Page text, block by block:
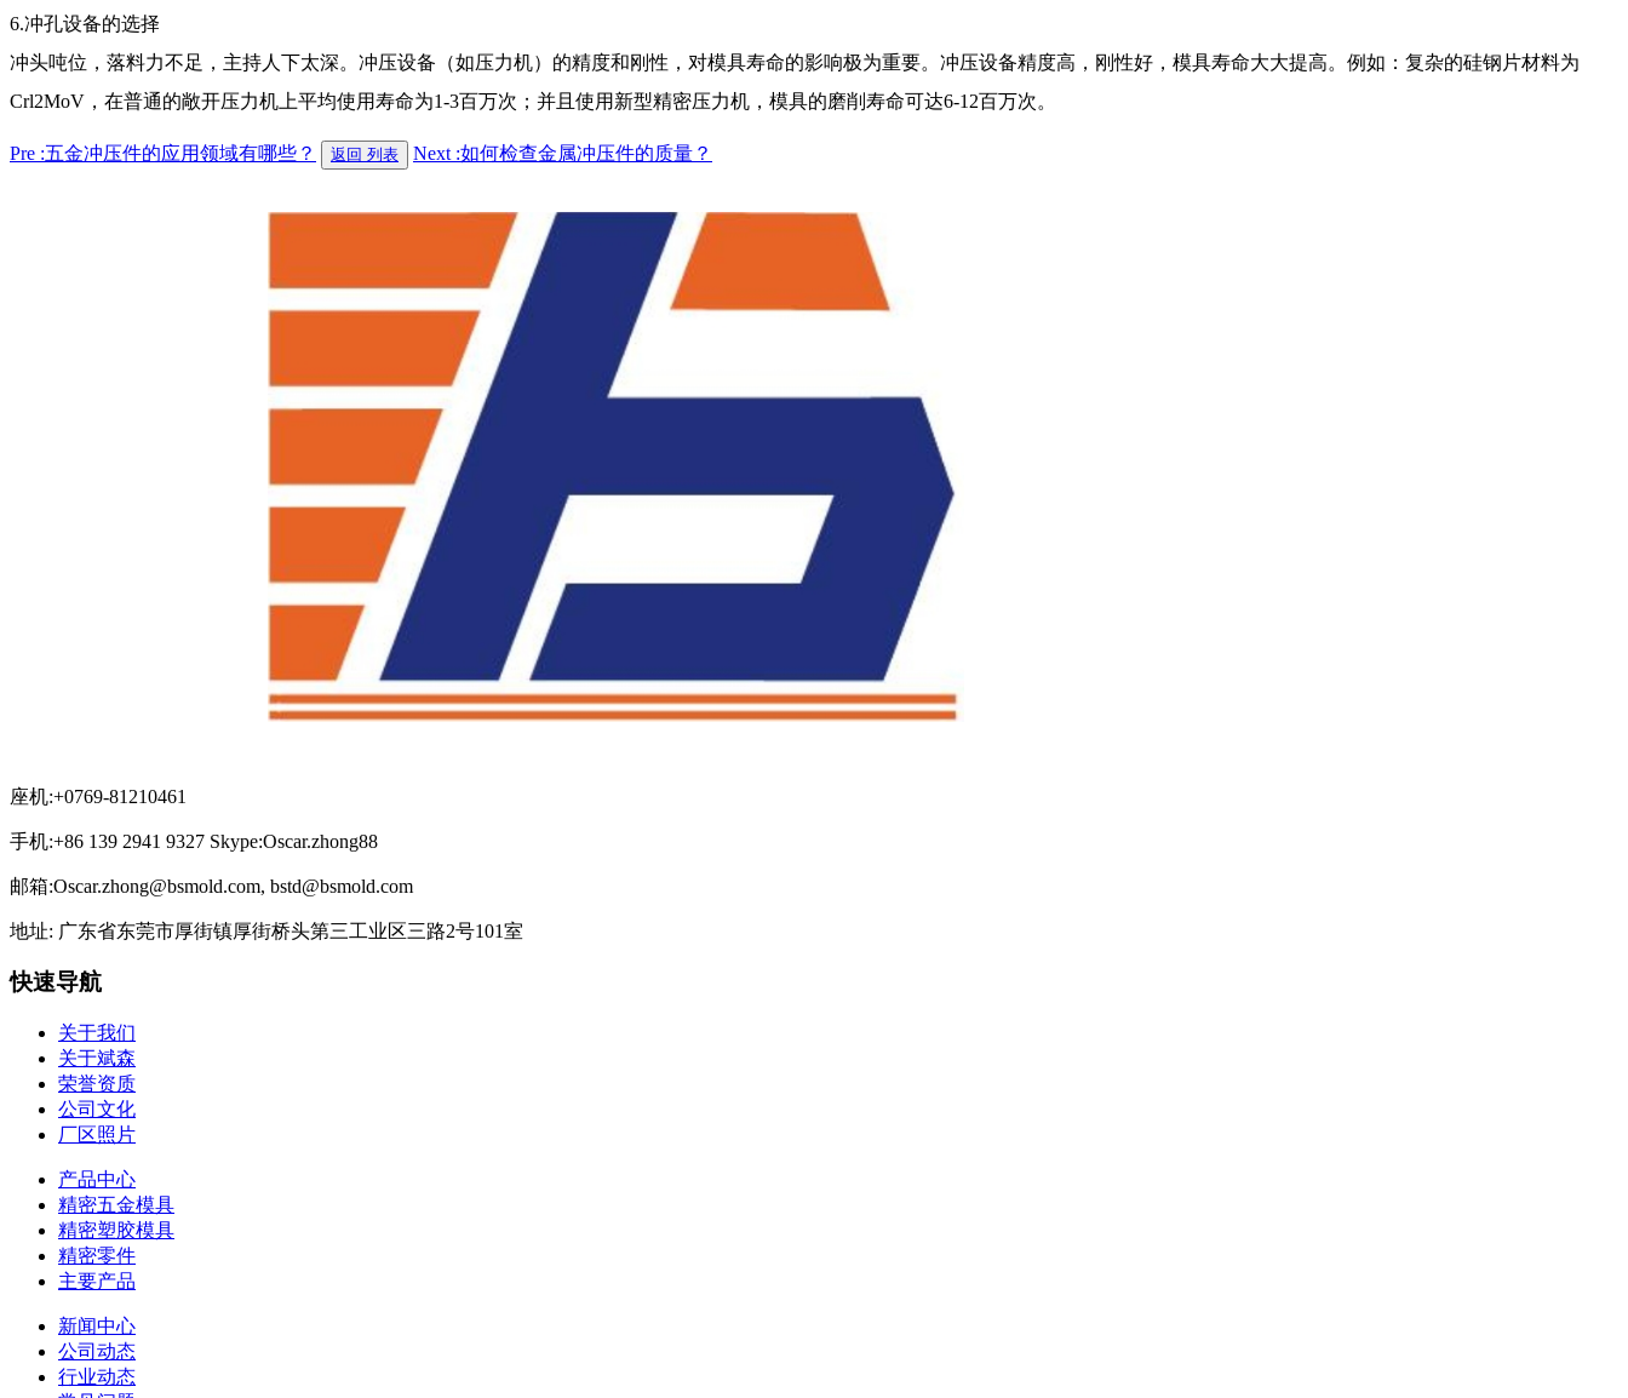
6.冲孔设备的选择
冲头吨位，落料力不足，主持人下太深。冲压设备（如压力机）的精度和刚性，对模具寿命的影响极为重要。冲压设备精度高，刚性好，模具寿命大大提高。例如：复杂的硅钢片材料为
Crl2MoV，在普通的敞开压力机上平均使用寿命为1-3百万次；并且使用新型精密压力机，模具的磨削寿命可达6-12百万次。
Pre :五金冲压件的应用领域有哪些？ 返回 列表 Next :如何检查金属冲压件的质量？
座机:+0769-81210461
手机:+86 139 2941 9327 Skype:Oscar.zhong88
邮箱:Oscar.zhong@bsmold.com, bstd@bsmold.com
地址: 广东省东莞市厚街镇厚街桥头第三工业区三路2号101室
快速导航
关于我们
关于斌森
荣誉资质
公司文化
厂区照片
产品中心
精密五金模具
精密塑胶模具
精密零件
主要产品
新闻中心
公司动态
行业动态